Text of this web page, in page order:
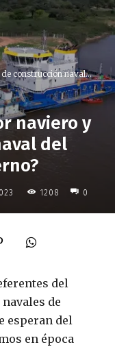
construcción naval...
naviero y
del
1208 0
del
de
esperan del
en época